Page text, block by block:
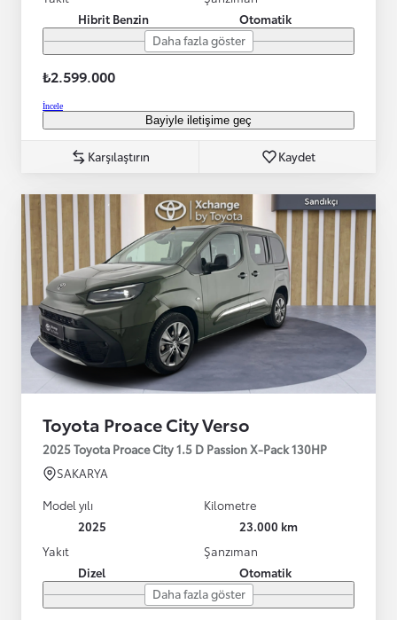
Hibrit Benzin
Otomatik
Daha fazla göster
₺2.599.000
İncele
Bayiyle iletişime geç
Karşılaştırın Kaydet
Toyota Proace City Verso
2025 Toyota Proace City 1.5 D Passion X-Pack 130HP
SAKARYA
Model yılı
2025
Kilometre
23.000 km
Yakıt
Dizel
Şanzıman
Otomatik
Daha fazla göster